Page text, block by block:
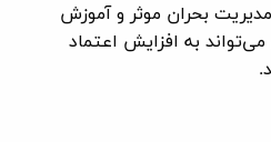
مدیریت بحران موثر و آموزش
به افزایش اعتماد